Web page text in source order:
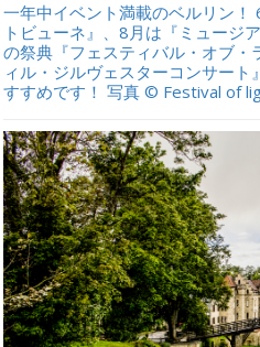
一年中イベント満載のベルリン
トビューネ』、8月は『ミュージ
の祭典『フェスティバル・オブ・
ィル・ジルヴェスターコンサー
すすめです！ 写真 © Festival of